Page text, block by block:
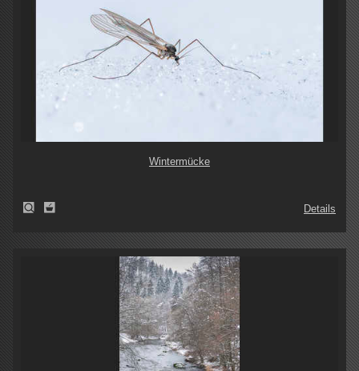
Wintermücke
Details